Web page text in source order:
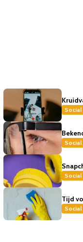
Tijd